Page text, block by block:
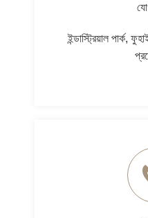
ইন্ডাস্ট্রিয়াল পার্ক,